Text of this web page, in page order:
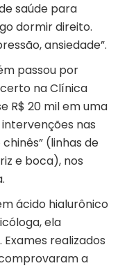
saúde para
dormir direito.
ansiedade”.
passou por
na Clínica
R$ 20 mil em uma
nas
(linhas de
e boca), nos
ácido hialurônico
ela
realizados
a